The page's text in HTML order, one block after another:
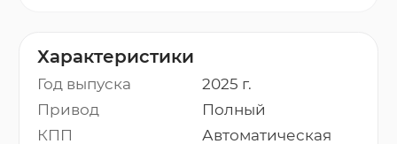
Характеристики
Год выпуска
2025 г.
Привод
Полный
КПП
Автоматическая